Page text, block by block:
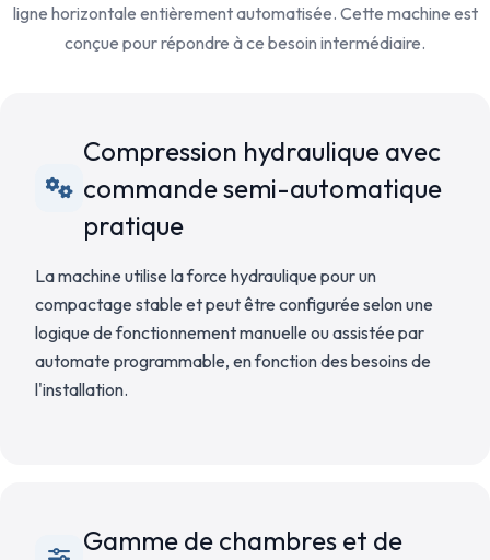
ligne horizontale entièrement automatisée. Cette machine est
conçue pour répondre à ce besoin intermédiaire.
Compression hydraulique avec
commande semi-automatique
pratique
La machine utilise la force hydraulique pour un
compactage stable et peut être configurée selon une
logique de fonctionnement manuelle ou assistée par
automate programmable, en fonction des besoins de
l'installation.
Gamme de chambres et de